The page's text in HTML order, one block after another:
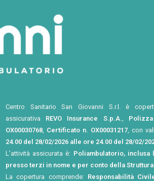
Centro Sanitario San Giovanni S.r.l. è
assicurativa REVO Insurance S.p.A.
OX00030768 Certificato n. OX00031217 , con
24.00 del 28/02/2026 alle ore 24.00 del 28/02/
L’attività assicurata è: Poliambulatorio, inclusa
presso terzi in nome e per conto della Struttura
La copertura comprende: Responsabilità